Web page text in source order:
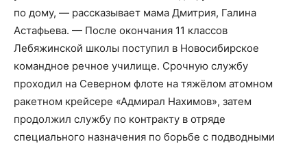
по дому, — рассказывает мама Дмитрия, Галина
Астафьева. — После окончания 11 классов
Лебяжинской школы поступил в Новосибирское
командное речное училище. Срочную службу
проходил на Северном флоте на тяжёлом атомном
ракетном крейсере «Адмирал Нахимов», затем
продолжил службу по контракту в отряде
специального назначения по борьбе с подводными